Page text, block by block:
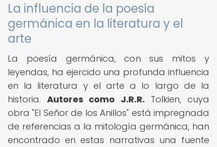
La influencia de la poesía
germánica en la literatura y el
arte
La poesía germánica, con sus mitos y
leyendas, ha ejercido una profunda influencia
en la literatura y el arte a lo largo de la
historia. Autores como J.R.R. Tolkien, cuya
obra "El Señor de los Anillos" está impregnada
de referencias a la mitología germánica, han
encontrado en estas narrativas una fuente